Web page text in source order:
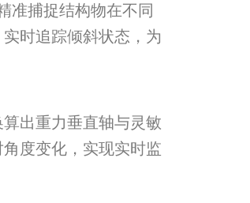
准捕捉结构物在不同
时追踪倾斜状态，为
出重力垂直轴与灵敏
度变化，实现实时监